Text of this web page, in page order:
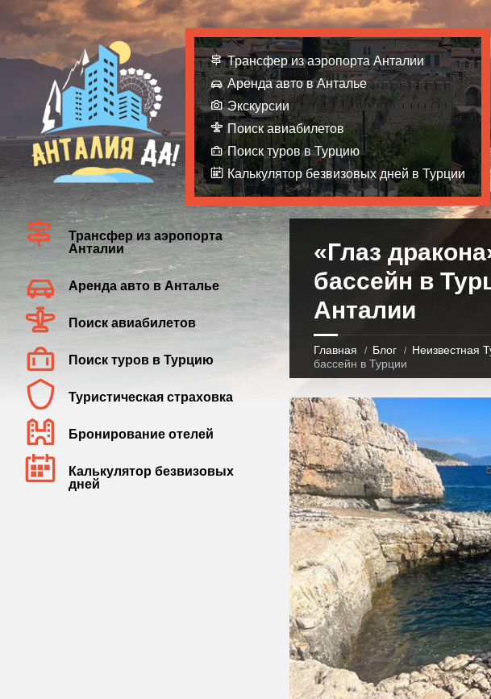
Трансфер из аэропорта Анталии
Аренда авто в Анталье
Экскурсии
Поиск авиабилетов
Поиск туров в Турцию
Калькулятор безвизовых дней в Турции
«Глаз
бассейн в
Анталии
Главная Блог Неизвестная
бассейн в Турции
Трансфер из аэропорта
Анталии
Аренда авто в Анталье
Поиск авиабилетов
Поиск туров в Турцию
Туристическая страховка
Бронирование отелей
Калькулятор безвизовых
дней